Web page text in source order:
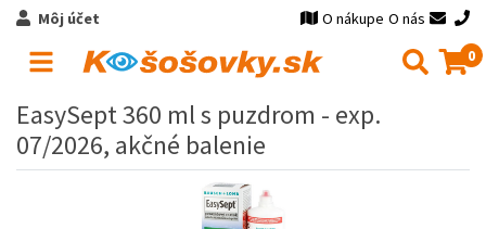
Môj účet O nákupe O nás
0
EasySept 360 ml s puzdrom - exp.
07/2026, akčné balenie